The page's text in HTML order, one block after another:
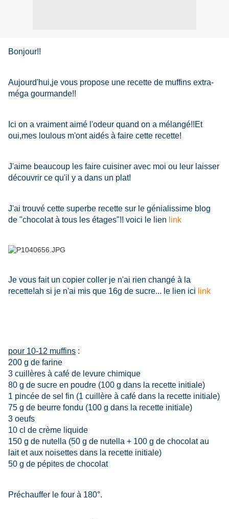
Bonjour!!
Aujourd'hui,je vous propose une recette de muffins extra-
méga gourmande!!
Ici on a vraiment aimé l'odeur quand on a mélangé!!Et
oui,mes loulous m'ont aidés à faire cette recette!
J'aime beaucoup les faire cuisiner avec moi ou leur laisser
découvrir ce qu'il y a dans un plat!
J'ai trouvé cette superbe recette sur le génialissime blog
de "chocolat à tous les étages"!! voici le lien link
Je vous fait un copier coller je n'ai rien changé à la
recette!ah si je n'ai mis que 16g de sucre... le lien ici link
pour 10-12 muffins :
200 g de farine
3 cuillères à café de levure chimique
80 g de sucre en poudre (100 g dans la recette initiale)
1 pincée de sel fin (1 cuillère à café dans la recette initiale)
75 g de beurre fondu (100 g dans la recette initiale)
3 oeufs
10 cl de crème liquide
150 g de nutella (50 g de nutella + 100 g de chocolat au
lait et aux noisettes dans la recette initiale)
50 g de pépites de chocolat
Préchauffer le four à 180°.